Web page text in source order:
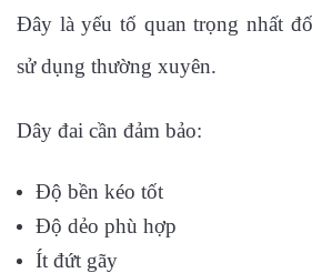
Đây là yếu tố quan trọng nhất
sử dụng thường xuyên.
Dây đai cần đảm bảo:
Độ bền kéo tốt
Độ dẻo phù hợp
Ít đứt gãy